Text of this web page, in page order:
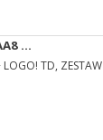
...
TD, ZESTAW